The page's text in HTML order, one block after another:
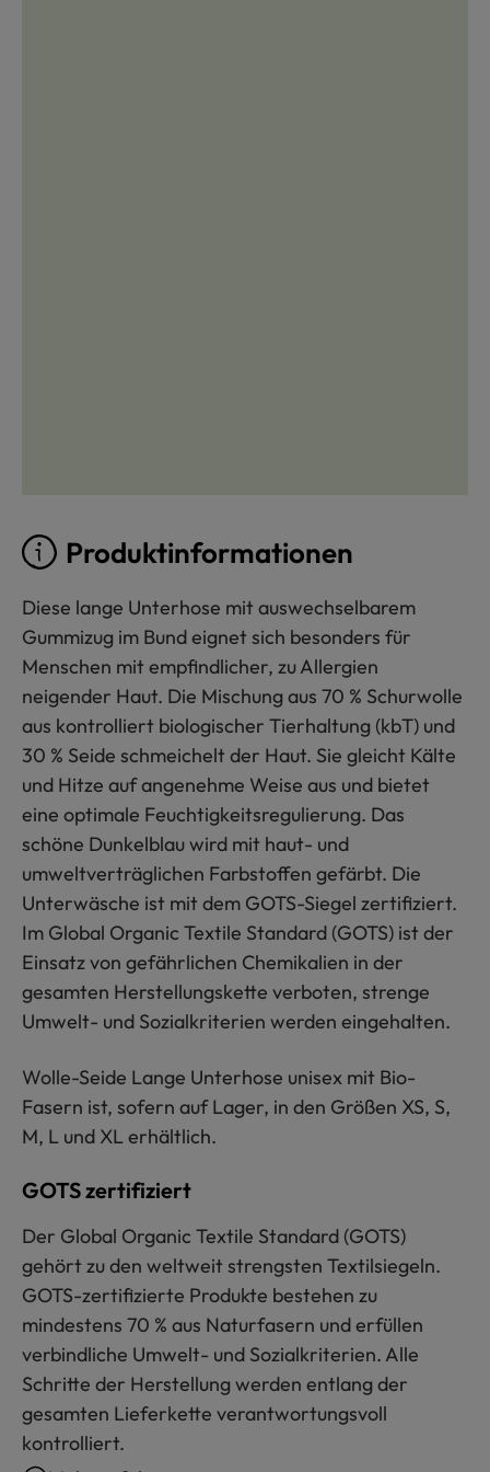
Produktinformationen
Diese lange Unterhose mit auswechselbarem
Gummizug im Bund eignet sich besonders für
Menschen mit empfindlicher, zu Allergien
neigender Haut. Die Mischung aus 70 % Schurwolle
aus kontrolliert biologischer Tierhaltung (kbT) und
30 % Seide schmeichelt der Haut. Sie gleicht Kälte
und Hitze auf angenehme Weise aus und bietet
eine optimale Feuchtigkeitsregulierung. Das
schöne Dunkelblau wird mit haut- und
umweltverträglichen Farbstoffen gefärbt. Die
Unterwäsche ist mit dem GOTS-Siegel zertifiziert.
Im Global Organic Textile Standard (GOTS) ist der
Einsatz von gefährlichen Chemikalien in der
gesamten Herstellungskette verboten, strenge
Umwelt- und Sozialkriterien werden eingehalten.
Wolle-Seide Lange Unterhose unisex mit Bio-
Fasern ist, sofern auf Lager, in den Größen XS, S,
M, L und XL erhältlich.
GOTS zertifiziert
Der Global Organic Textile Standard (GOTS)
gehört zu den weltweit strengsten Textilsiegeln.
GOTS-zertifizierte Produkte bestehen zu
mindestens 70 % aus Naturfasern und erfüllen
verbindliche Umwelt- und Sozialkriterien. Alle
Schritte der Herstellung werden entlang der
gesamten Lieferkette verantwortungsvoll
kontrolliert.